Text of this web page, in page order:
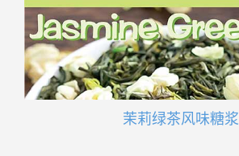
茉莉绿茶风味糖浆